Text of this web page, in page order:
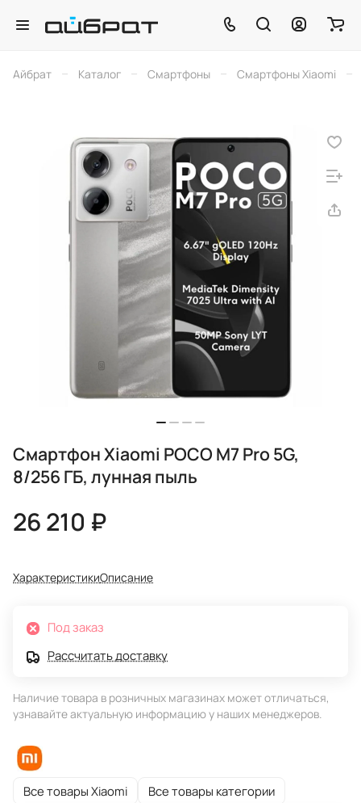
Айбрат – Каталог – Смартфоны – Смартфоны Xiaomi –
Смартфон Xiaomi POCO M7 Pro 5G,
8/256 ГБ, лунная пыль
26 210 ₽
ХарактеристикиОписание
Под заказ
Рассчитать доставку
Наличие товара в розничных магазинах может отличаться,
узнавайте актуальную информацию у наших менеджеров.
Все товары Xiaomi Все товары категории